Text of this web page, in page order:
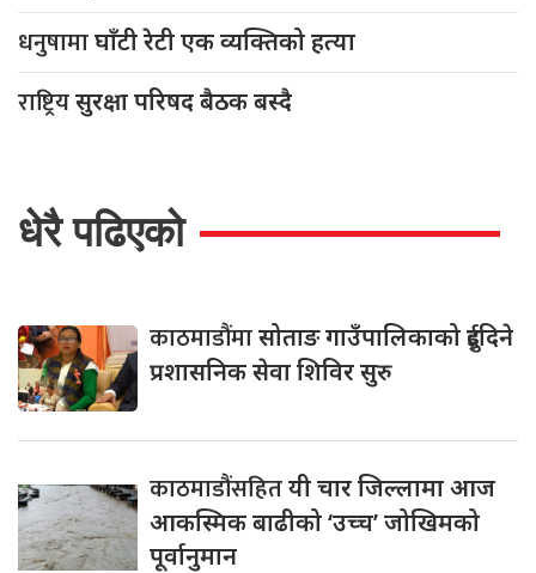
धनुषामाघाँटी रेटी एक व्यक्तिको हत्या
राष्ट्रियसुरक्षा परिषद बैठक बस्दै
धेरै पढिएको
काठमाडौंमासोताङ गाउँपालिकाको दुईदिने
प्रशासनिक सेवा शिविर सुरु
काठमाडौंसहितयी चार जिल्लामा आज
आकस्मिक बाढीको ‘उच्च’ जोखिमको
पूर्वानुमान